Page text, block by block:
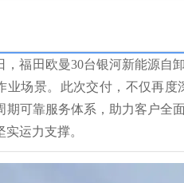
，福田欧曼30台银河新能源自
业场景。此次交付，不仅再
期可靠服务体系，助力客户全
实运力支撑。